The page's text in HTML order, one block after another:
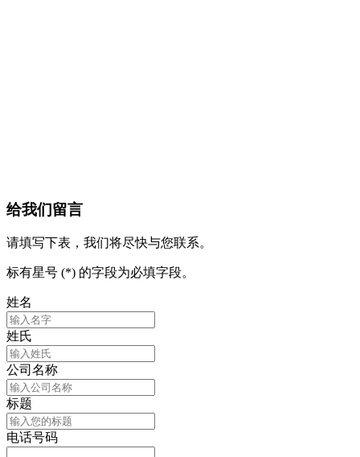
给我们留言
请填写下表，我们将尽快与您联系。
标有星号 (*) 的字段为必填字段。
姓名
姓氏
公司名称
标题
电话号码